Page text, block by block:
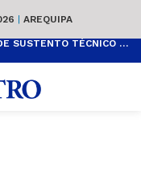
| AREQUIPA
AUMENTO DEL SUELDO MÍNIMO CARECE DE SUSTENTO TÉCNICO Y ES POPULISTA